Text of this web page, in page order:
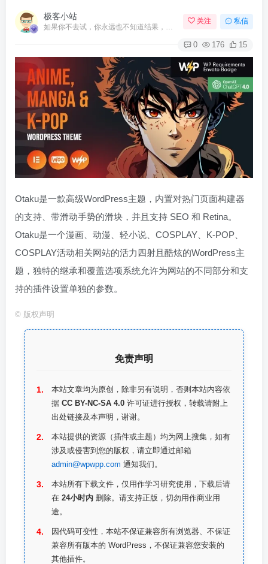
极客小站
如果你不去试，你永远也不知道结果，所以去试试吧
关注 私信
0 176 15
Otaku是一款高级WordPress主题，内置对热门页面构建器
的支持、带滑动手势的滑块，并且支持 SEO 和 Retina。
Otaku是一个漫画、动漫、轻小说、COSPLAY、K-POP、
COSPLAY活动相关网站的活力四射且酷炫的WordPress主
题，独特的继承和覆盖选项系统允许为网站​​的不同部分和支
持的插件设置单独的参数。
© 版权声明
免责声明
本站文章均为原创，除非另有说明，否则本站内容依
据 CC BY-NC-SA 4.0 许可证进行授权，转载请附上
出处链接及本声明，谢谢。
本站提供的资源（插件或主题）均为网上搜集，如有
涉及或侵害到您的版权，请立即通过邮箱
admin@wpwpp.com 通知我们。
本站所有下载文件，仅用作学习研究使用，下载后请
在 24小时内 删除。请支持正版，切勿用作商业用
途。
因代码可变性，本站不保证兼容所有浏览器、不保证
兼容所有版本的 WordPress，不保证兼容您安装的
其他插件。